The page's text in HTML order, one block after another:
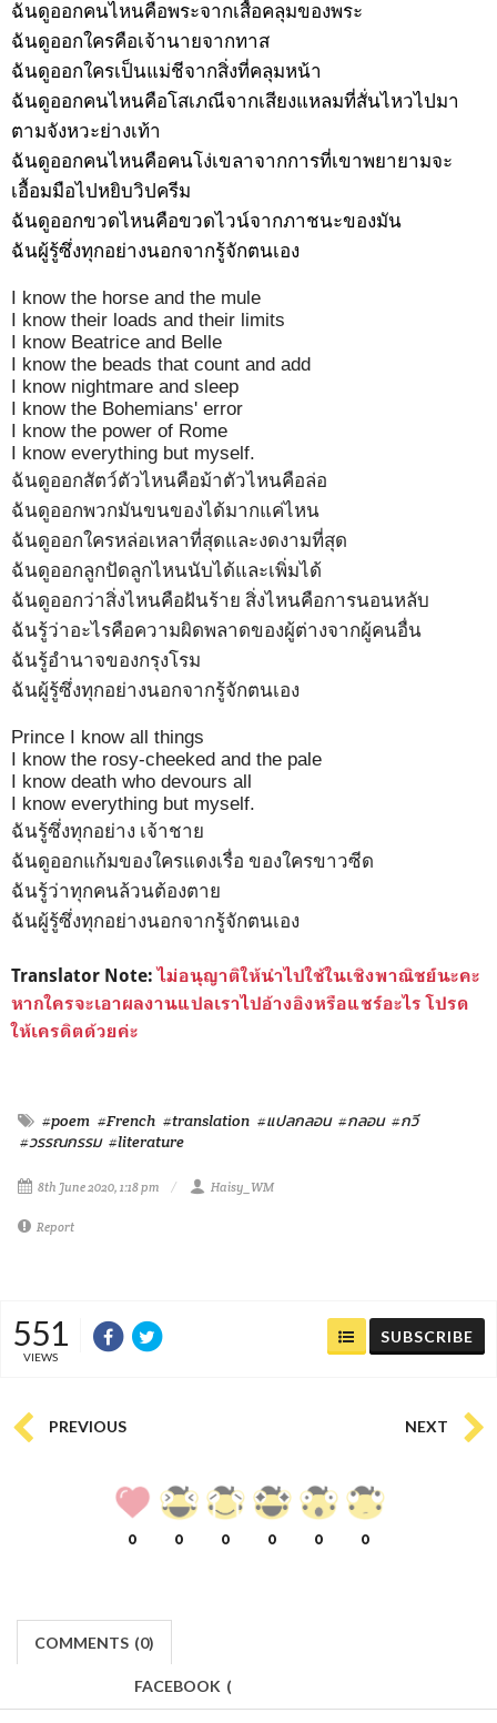
ฉันดูออกคนไหนคือพระจากเสื้อคลุมของพระ
ฉันดูออกใครคือเจ้านายจากทาส
ฉันดูออกใครเป็นแม่ชีจากสิ่งที่คลุมหน้า
ฉันดูออกคนไหนคือโสเภณีจากเสียงแหลมที่สั่นไหวไปมา
ตามจังหวะย่างเท้า
ฉันดูออกคนไหนคือคนโง่เขลาจากการที่เขาพยายามจะ
เอื้อมมือไปหยิบวิปครีม
ฉันดูออกขวดไหนคือขวดไวน์จากภาชนะของมัน
ฉันผู้รู้ซึ่งทุกอย่างนอกจากรู้จักตนเอง
I know the horse and the mule
I know their loads and their limits
I know Beatrice and Belle
I know the beads that count and add
I know nightmare and sleep
I know the Bohemians' error
I know the power of Rome
I know everything but myself.
ฉันดูออกสัตว์ตัวไหนคือม้าตัวไหนคือล่อ
ฉันดูออกพวกมันขนของได้มากแค่ไหน
ฉันดูออกใครหล่อเหลาที่สุดและงดงามที่สุด
ฉันดูออกลูกปัดลูกไหนนับได้และเพิ่มได้
ฉันดูออกว่าสิ่งไหนคือฝันร้าย สิ่งไหนคือการนอนหลับ
ฉันรู้ว่าอะไรคือความผิดพลาดของผู้ต่างจากผู้คนอื่น
ฉันรู้อำนาจของกรุงโรม
ฉันผู้รู้ซึ่งทุกอย่างนอกจากรู้จักตนเอง
Prince I know all things
I know the rosy-cheeked and the pale
I know death who devours all
I know everything but myself.
ฉันรู้ซึ่งทุกอย่าง เจ้าชาย
ฉันดูออกแก้มของใครแดงเรื่อ ของใครขาวซีด
ฉันรู้ว่าทุกคนล้วนต้องตาย
ฉันผู้รู้ซึ่งทุกอย่างนอกจากรู้จักตนเอง
Translator Note:ไม่อนุญาติให้นำไปใช้ในเชิงพาณิชย์นะคะ
หากใครจะเอาผลงานแปลเราไปอ้างอิงหรือแชร์อะไร โปรด
ให้เครดิตด้วยค่ะ
#poem #French #translation #แปลกลอน #กลอน #กวี
#วรรณกรรม #literature
8th June 2020, 1:18 pm Haisy_WM
Report
551
VIEWS
SUBSCRIBE
PREVIOUS NEXT
0 0 0 0 0 0
COMMENTS (0)
FACEBOOK (